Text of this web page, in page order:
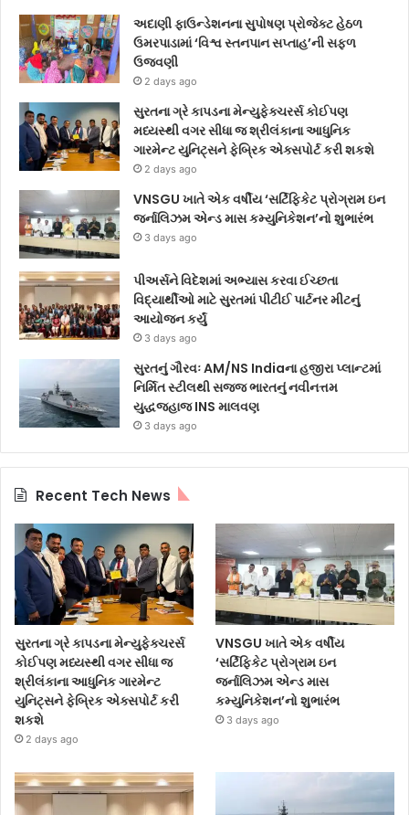
અદાણી ફાઉન્ડેશનના સુપોષણ પ્રોજેક્ટ હેઠળ
ઉમરપાડામાં ‘વિશ્વ સ્તનપાન સપ્તાહ’ની સફળ
ઉજવણી
2 days ago
સુરતના ગ્રે કાપડના મેન્યુફેક્ચરર્સ કોઈપણ
મધ્યસ્થી વગર સીધા જ શ્રીલંકાના આધુનિક
ગારમેન્ટ યુનિટ્સને ફેબ્રિક એક્સપોર્ટ કરી શકશે
2 days ago
VNSGU ખાતે એક વર્ષીય ‘સર્ટિફિકેટ પ્રોગ્રામ ઇન
જર્નાલિઝમ એન્ડ માસ કમ્યુનિકેશન’નો શુભારંભ
3 days ago
પીઅર્સને વિદેશમાં અભ્યાસ કરવા ઈચ્છતા
વિદ્યાર્થીઓ માટે સુરતમાં પીટીઈ પાર્ટનર મીટનું
આયોજન કર્યું
3 days ago
સુરતનું ગૌરવઃ AM/NS Indiaના હજીરા પ્લાન્ટમાં
નિર્મિત સ્ટીલથી સજ્જ ભારતનું નવીનત્તમ
યુદ્ધજહાજ INS માલવણ
3 days ago
Recent Tech News
સુરતના ગ્રે કાપડના મેન્યુફેક્ચરર્સ
કોઈપણ મધ્યસ્થી વગર સીધા જ
શ્રીલંકાના આધુનિક ગારમેન્ટ
યુનિટ્સને ફેબ્રિક એક્સપોર્ટ કરી
શકશે
2 days ago
VNSGU ખાતે એક વર્ષીય
‘સર્ટિફિકેટ પ્રોગ્રામ ઇન
જર્નાલિઝમ એન્ડ માસ
કમ્યુનિકેશન’નો શુભારંભ
3 days ago